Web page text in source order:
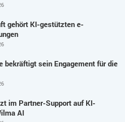
gehört KI-gestützten e-
bekräftigt sein Engagement für die
im Partner-Support auf KI-
AI